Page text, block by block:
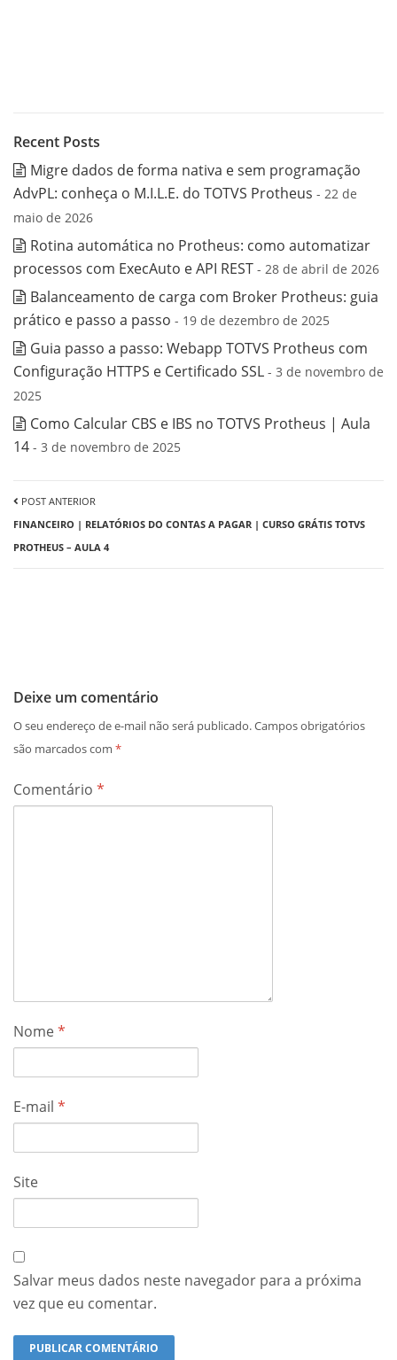
Recent Posts
Migre dados de forma nativa e sem programação
AdvPL: conheça o M.I.L.E. do TOTVS Protheus - 22 de
maio de 2026
Rotina automática no Protheus: como automatizar
processos com ExecAuto e API REST - 28 de abril de 2026
Balanceamento de carga com Broker Protheus: guia
prático e passo a passo - 19 de dezembro de 2025
Guia passo a passo: Webapp TOTVS Protheus com
Configuração HTTPS e Certificado SSL - 3 de novembro de
2025
Como Calcular CBS e IBS no TOTVS Protheus | Aula
14 - 3 de novembro de 2025
POST ANTERIOR
FINANCEIRO | RELATÓRIOS DO CONTAS A PAGAR | CURSO GRÁTIS TOTVS
PROTHEUS – AULA 4
Deixe um comentário
O seu endereço de e-mail não será publicado.Campos obrigatórios
são marcados com *
Comentário *
Nome*
E-mail *
Site
Salvar meus dados neste navegador para a próxima
vez que eu comentar.